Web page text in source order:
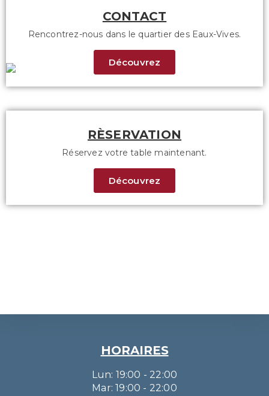
CONTACT
Rencontrez-nous dans le quartier des Eaux-Vives.
Découvrez
RÈSERVATION
Réservez votre table maintenant.
Découvrez
HORAIRES
Lun: 19:00 - 22:00
Mar: 19:00 - 22:00